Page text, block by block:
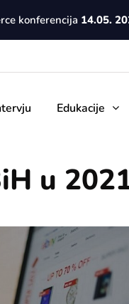
konferencija 14.05.
Edukacije
u